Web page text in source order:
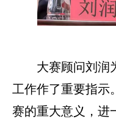
大赛顾问刘润
工作作了重要指示
赛的重大意义，进